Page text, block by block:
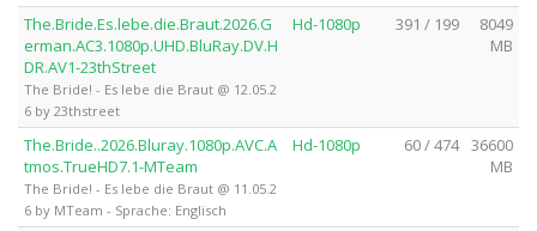
The.Bride.Es.lebe.die.Braut.2026.G
erman.AC3.1080p.UHD.BluRay.DV.H
DR.AV1-23thStreet
The Bride! - Es lebe die Braut @ 12.05.2
6 by 23thstreet
Hd-1080p 391 / 199
8049
MB
The.Bride..2026.Bluray.1080p.AVC.A
tmos.TrueHD7.1-MTeam
The Bride! - Es lebe die Braut @ 11.05.2
6 by MTeam - Sprache: Englisch
Hd-1080p 60 / 474 36600
MB